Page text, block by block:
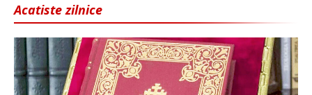
Acatiste zilnice